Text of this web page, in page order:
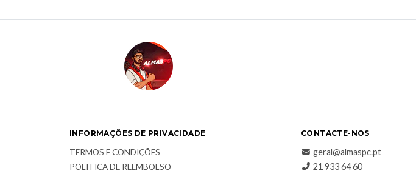
INFORMAÇÕES DE PRIVACIDADE
TERMOS E CONDIÇÕES
POLITICA DE REEMBOLSO
CONTACTE-NOS
geral@almaspc.pt
21 933 64 60